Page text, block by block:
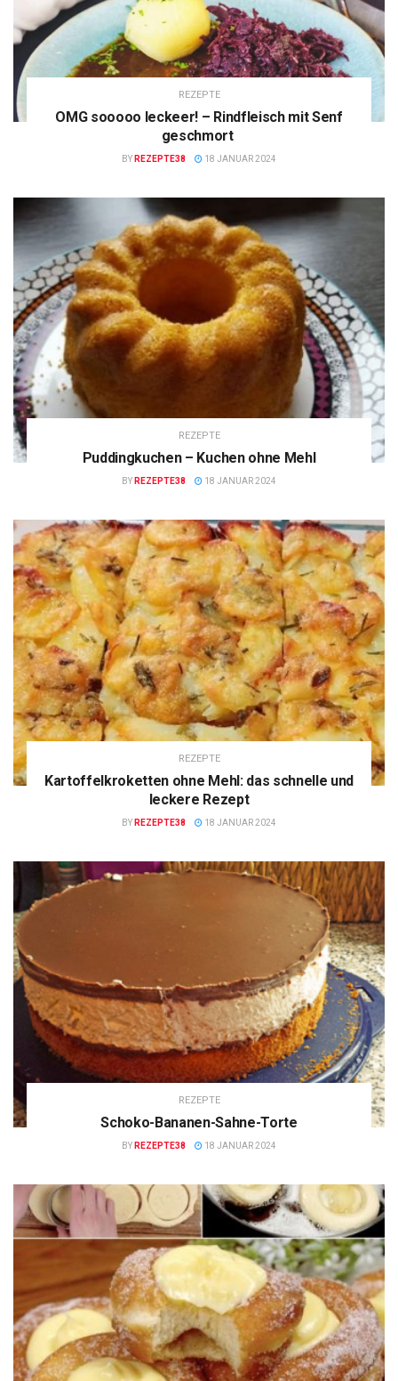
REZEPTE
OMG sooooo leckeer! – Rindfleisch mit Senf
geschmort
BY REZEPTE38 18 JANUAR 2024
REZEPTE
Puddingkuchen – Kuchen ohne Mehl
BY REZEPTE38 18 JANUAR 2024
REZEPTE
Kartoffelkroketten ohne Mehl: das schnelle und
leckere Rezept
BY REZEPTE38 18 JANUAR 2024
REZEPTE
Schoko-Bananen-Sahne-Torte
BY REZEPTE38 18 JANUAR 2024